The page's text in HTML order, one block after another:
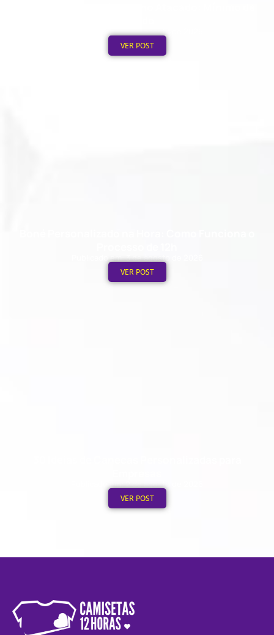
Publicado em: 4 de agosto de 2026
VER POST
Publicado em: 3 de agosto de 2026
VER POST
Publicado em: 2 de agosto de 2026
VER POST